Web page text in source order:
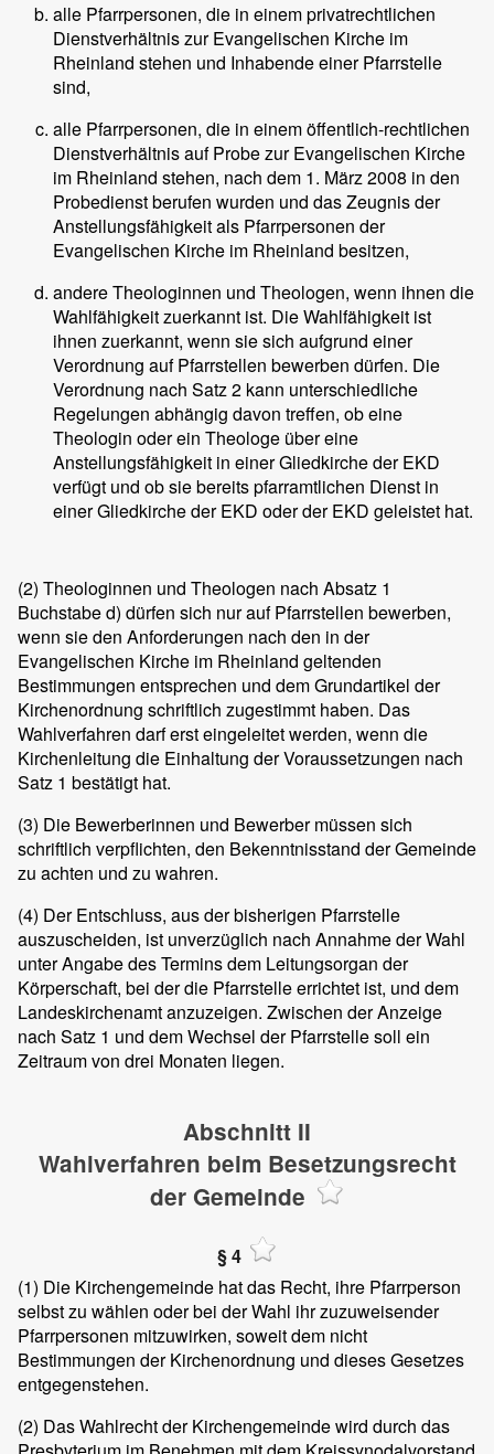
alle Pfarrpersonen, die in einem privatrechtlichen
Dienstverhältnis zur Evangelischen Kirche im
Rheinland stehen und Inhabende einer Pfarrstelle
sind,
alle Pfarrpersonen, die in einem öffentlich-rechtlichen
Dienstverhältnis auf Probe zur Evangelischen Kirche
im Rheinland stehen, nach dem 1. März 2008 in den
Probedienst berufen wurden und das Zeugnis der
Anstellungsfähigkeit als Pfarrpersonen der
Evangelischen Kirche im Rheinland besitzen,
andere Theologinnen und Theologen, wenn ihnen die
Wahlfähigkeit zuerkannt ist. Die Wahlfähigkeit ist
ihnen zuerkannt, wenn sie sich aufgrund einer
Verordnung auf Pfarrstellen bewerben dürfen. Die
Verordnung nach Satz 2 kann unterschiedliche
Regelungen abhängig davon treffen, ob eine
Theologin oder ein Theologe über eine
Anstellungsfähigkeit in einer Gliedkirche der EKD
verfügt und ob sie bereits pfarramtlichen Dienst in
einer Gliedkirche der EKD oder der EKD geleistet hat.
(2) Theologinnen und Theologen nach Absatz 1
Buchstabe d) dürfen sich nur auf Pfarrstellen bewerben,
wenn sie den Anforderungen nach den in der
Evangelischen Kirche im Rheinland geltenden
Bestimmungen entsprechen und dem Grundartikel der
Kirchenordnung schriftlich zugestimmt haben. Das
Wahlverfahren darf erst eingeleitet werden, wenn die
Kirchenleitung die Einhaltung der Voraussetzungen nach
Satz 1 bestätigt hat.
(3) Die Bewerberinnen und Bewerber müssen sich
schriftlich verpflichten, den Bekenntnisstand der Gemeinde
zu achten und zu wahren.
(4) Der Entschluss, aus der bisherigen Pfarrstelle
auszuscheiden, ist unverzüglich nach Annahme der Wahl
unter Angabe des Termins dem Leitungsorgan der
Körperschaft, bei der die Pfarrstelle errichtet ist, und dem
Landeskirchenamt anzuzeigen. Zwischen der Anzeige
nach Satz 1 und dem Wechsel der Pfarrstelle soll ein
Zeitraum von drei Monaten liegen.
Abschnitt II
Wahlverfahren beim Besetzungsrecht
der Gemeinde
§ 4
(1) Die Kirchengemeinde hat das Recht, ihre Pfarrperson
selbst zu wählen oder bei der Wahl ihr zuzuweisender
Pfarrpersonen mitzuwirken, soweit dem nicht
Bestimmungen der Kirchenordnung und dieses Gesetzes
entgegenstehen.
(2) Das Wahlrecht der Kirchengemeinde wird durch das